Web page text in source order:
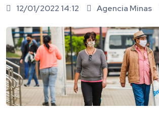
12/01/2022 14:12 Agencia Minas